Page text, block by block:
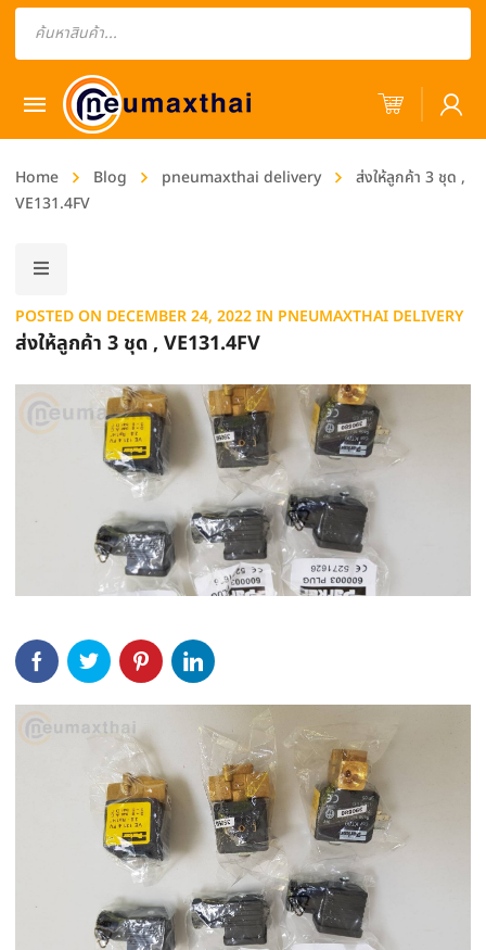
Products
search
Home Blog pneumaxthai delivery
ส่งให้ลูกค้า 3 ชุด ,
VE131.4FV
POSTED ON DECEMBER 24, 2022IN PNEUMAXTHAI DELIVERY
ส่งให้ลูกค้า 3 ชุด , VE131.4FV